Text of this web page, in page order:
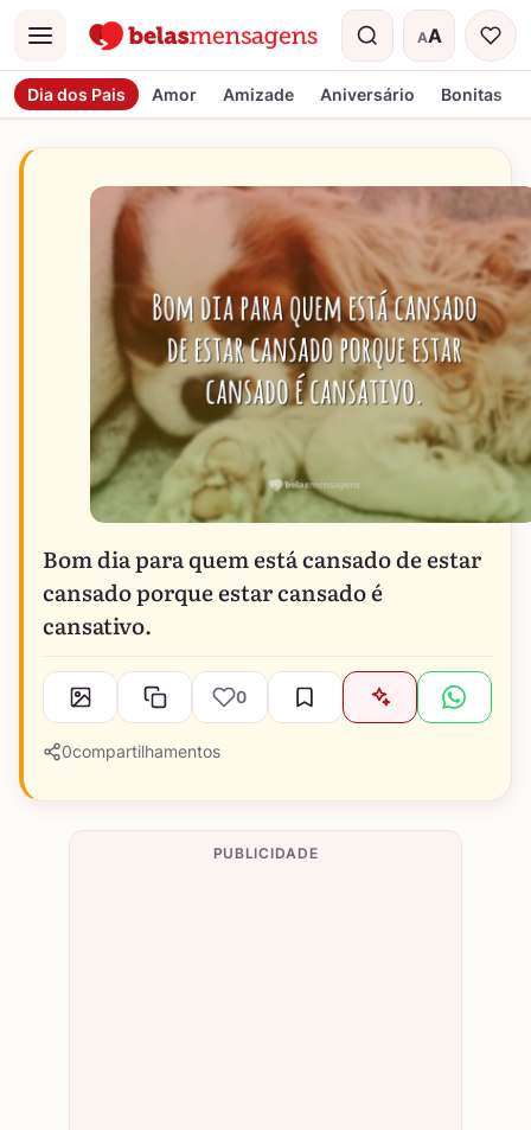
Menu AA
Tamanho do
Dia dos Pais Amor Amizade Aniversário Bonitas
Bom dia para quem está cansado de estar
cansado porque estar cansado é
cansativo.
0
0compartilhamentos
PUBLICIDADE